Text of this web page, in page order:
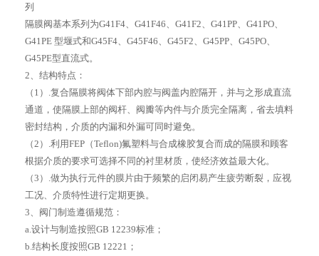
列
隔膜阀基本系列为G41F4、G41F46、G41F2、G41PP、G41PO、
G41PE 型堰式和G45F4、G45F46、G45F2、G45PP、G45PO、
G45PE型直流式。
2、结构特点：
（1）.复合隔膜将阀体下部内腔与阀盖内腔隔开，并与之形成直流
通道，使隔膜上部的阀杆、阀瓣等内件与介质完全隔离，省去填料
密封结构，介质的内漏和外漏可同时避免。
（2）.利用FEP（Teflon)氟塑料与合成橡胶复合而成的隔膜和顾客
根据介质的要求可选择不同的衬里材质，使经济效益最大化。
（3）.做为执行元件的膜片由于频繁的启闭易产生疲劳断裂，应视
工况、介质特性进行定期更换。
3、阀门制造遵循规范：
a.设计与制造按照GB 12239标准；
b.结构长度按照GB 12221；